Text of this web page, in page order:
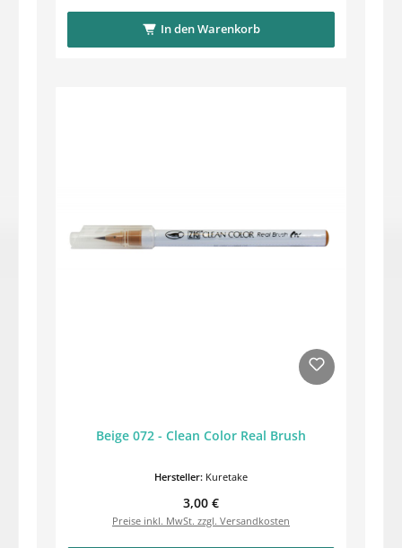
In den Warenkorb
Beige 072 - Clean Color Real Brush
Hersteller: Kuretake
Regulärer Preis:
3,00 €
Preise inkl. MwSt. zzgl. Versandkosten